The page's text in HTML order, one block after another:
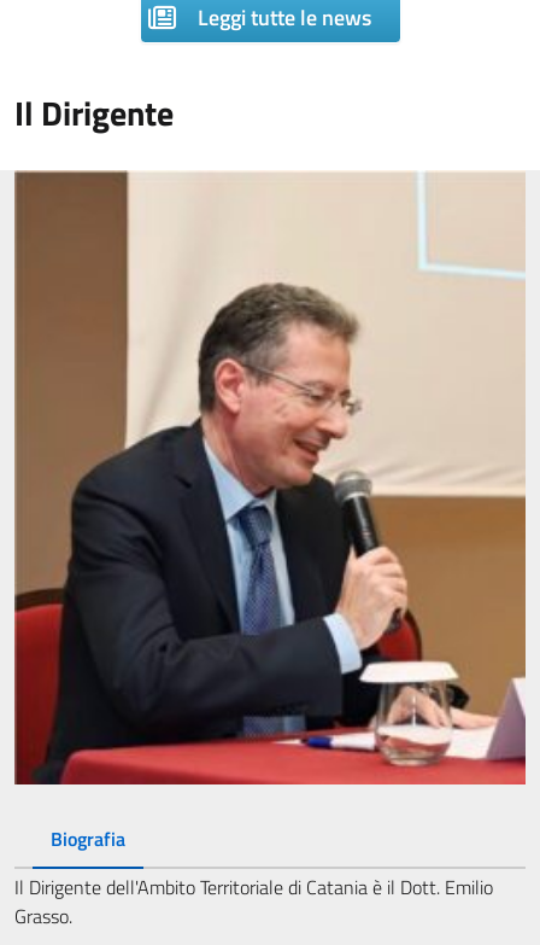
Leggi tutte le news
Il Dirigente
Biografia
Il Dirigente dell'Ambito Territoriale di Catania è il Dott. Emilio
Grasso.